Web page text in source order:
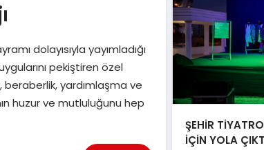
dolayısıyla yayımladığı
pekiştiren özel
yardımlaşma ve
huzur ve mutluluğunu hep
ŞEHİR
İÇİN YOLA